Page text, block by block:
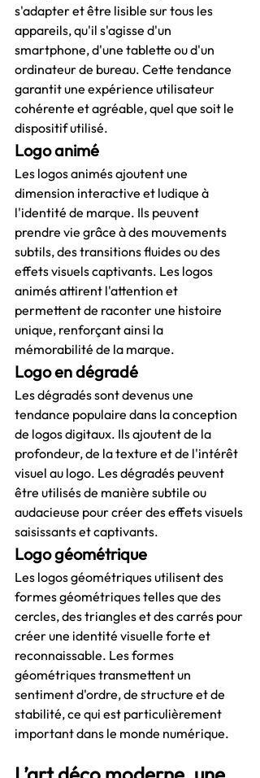
s'adapter et être lisible sur tous les
appareils, qu'il s'agisse d'un
smartphone, d'une tablette ou d'un
ordinateur de bureau. Cette tendance
garantit une expérience utilisateur
cohérente et agréable, quel que soit le
dispositif utilisé.
Logo animé
Les logos animés ajoutent une
dimension interactive et ludique à
l'identité de marque. Ils peuvent
prendre vie grâce à des mouvements
subtils, des transitions fluides ou des
effets visuels captivants. Les logos
animés attirent l'attention et
permettent de raconter une histoire
unique, renforçant ainsi la
mémorabilité de la marque.
Logo en dégradé
Les dégradés sont devenus une
tendance populaire dans la conception
de logos digitaux. Ils ajoutent de la
profondeur, de la texture et de l'intérêt
visuel au logo. Les dégradés peuvent
être utilisés de manière subtile ou
audacieuse pour créer des effets visuels
saisissants et captivants.
Logo géométrique
Les logos géométriques utilisent des
formes géométriques telles que des
cercles, des triangles et des carrés pour
créer une identité visuelle forte et
reconnaissable. Les formes
géométriques transmettent un
sentiment d'ordre, de structure et de
stabilité, ce qui est particulièrement
important dans le monde numérique.